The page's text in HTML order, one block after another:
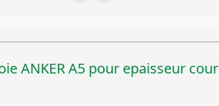
ANKER A5 pour epaisseur